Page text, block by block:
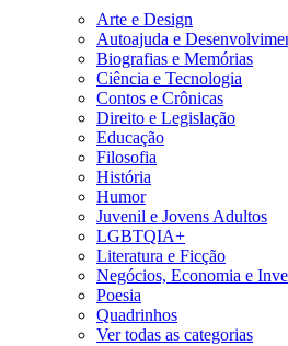
Arte e Design
Autoajuda e
Biografias e Memórias
Ciência e Tecnologia
Contos e Crônicas
Direito e Legislação
Educação
Filosofia
História
Humor
Juvenil e Jovens Adultos
LGBTQIA+
Literatura e Ficção
Negócios, Economia e
Poesia
Quadrinhos
Ver todas as categorias